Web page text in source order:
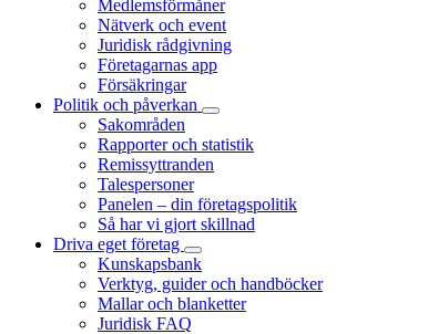
Medlemsförmåner
Nätverk och event
Juridisk rådgivning
Företagarnas app
Försäkringar
Politik och påverkan
Sakområden
Rapporter och statistik
Remissyttranden
Talespersoner
Panelen – din företagspolitik
Så har vi gjort skillnad
Driva eget företag
Kunskapsbank
Verktyg, guider och handböcker
Mallar och blanketter
Juridisk FAQ